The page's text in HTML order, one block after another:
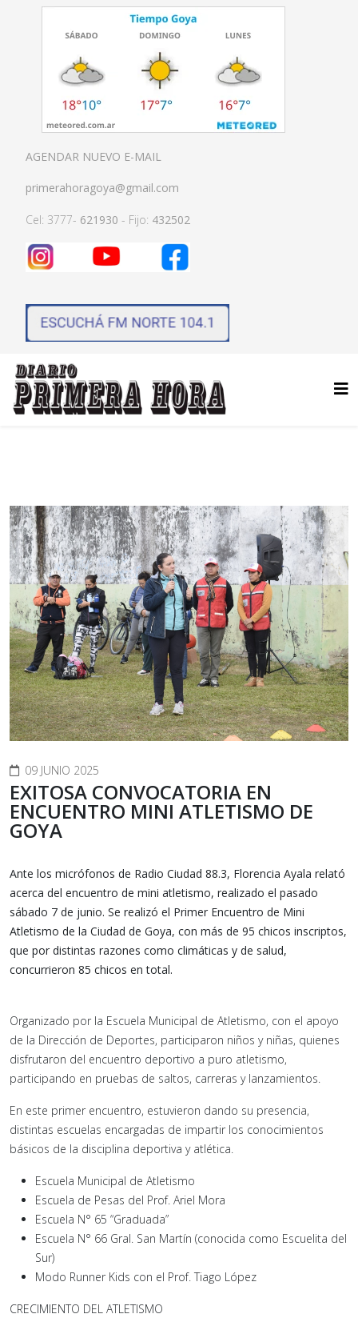
AGENDAR NUEVO E-MAIL
primerahoragoya@gmail.com
Cel: 3777- 621930 - Fijo: 432502
09 JUNIO 2025
EXITOSA CONVOCATORIA EN
ENCUENTRO MINI ATLETISMO DE
GOYA
Ante los micrófonos de Radio Ciudad 88.3, Florencia Ayala relató
acerca del encuentro de mini atletismo, realizado el pasado
sábado 7 de junio. Se realizó el Primer Encuentro de Mini
Atletismo de la Ciudad de Goya, con más de 95 chicos inscriptos,
que por distintas razones como climáticas y de salud,
concurrieron 85 chicos en total.
Organizado por la Escuela Municipal de Atletismo, con el apoyo
de la Dirección de Deportes, participaron niños y niñas, quienes
disfrutaron del encuentro deportivo a puro atletismo,
participando en pruebas de saltos, carreras y lanzamientos.
En este primer encuentro, estuvieron dando su presencia,
distintas escuelas encargadas de impartir los conocimientos
básicos de la disciplina deportiva y atlética.
Escuela Municipal de Atletismo
Escuela de Pesas del Prof. Ariel Mora
Escuela N° 65 “Graduada”
Escuela N° 66 Gral. San Martín (conocida como Escuelita del
Sur)
Modo Runner Kids con el Prof. Tiago López
CRECIMIENTO DEL ATLETISMO